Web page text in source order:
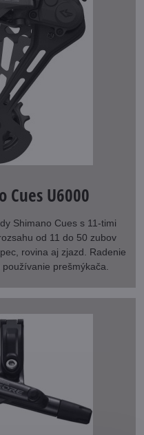
Cues U6000
Shimano Cues s 11-timi
od 11 do 50 zubov
rovina aj zjazd. Radenie
prešmýkača.